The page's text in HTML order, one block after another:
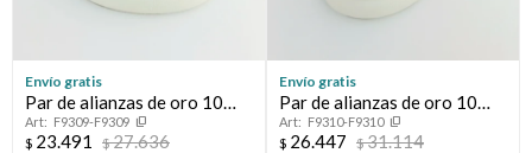
Envío gratis
Par de alianzas de oro 10
ktes, BOMBE.
F9309-F9309
$ 23.491 $27.636
Envío gratis
Par de alianzas de oro 10
ktes, BOMBE.
F9310-F9310
$ 26.447 $31.114